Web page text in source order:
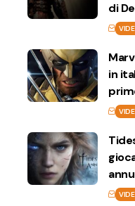
di
in